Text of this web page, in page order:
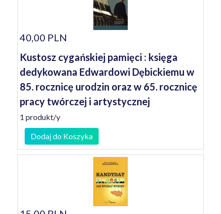
40,00 PLN
Kustosz cygańskiej pamięci : księga
dedykowana Edwardowi Dębickiemu w
85. rocznicę urodzin oraz w 65. rocznicę
pracy twórczej i artystycznej
1 produkt/y
Dodaj do Koszyka